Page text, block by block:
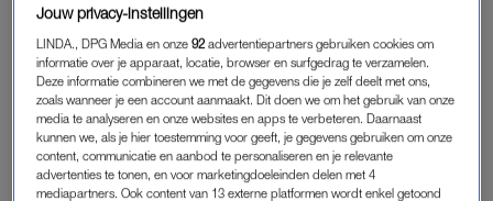
Vooral baby’s kunnen erg ziek worden van het RS-virus.
RS-VIRUS
Ongeveer één op de honderd kinderen wordt zo ziek van het
RS-virus dat een ziekenhuisopname nodig is.
Jouw privacy-instellingen
LINDA., DPG Media en onze92 advertentiepartners gebruiken cookies om
informatie over je apparaat, locatie, browser en surfgedrag te verzamelen.
Deze informatie combineren we met de gegevens die je zelf deelt met ons,
zoals wanneer je een account aanmaakt. Dit doen we om het gebruik van onze
media te analyseren en onze websites en apps te verbeteren. Daarnaast
kunnen we, als je hier toestemming voor geeft, je gegevens gebruiken om onze
content, communicatie en aanbod te personaliseren en je relevante
advertenties te tonen, en voor marketingdoeleinden delen met 4
mediapartners. Ook content van 13 externe platformen wordt enkel getoond